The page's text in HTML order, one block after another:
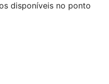
disponíveis no ponto